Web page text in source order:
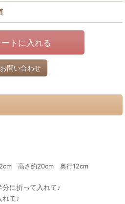
ートに入れる
お問い合わせ
高さ約20cm 奥行12cm
に折って入れて♪
れて♪